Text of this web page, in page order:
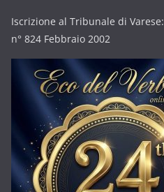
Iscrizione al Tribunale di Varese:
n° 824 Febbraio 2002